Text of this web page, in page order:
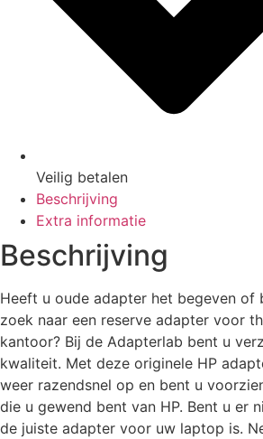
Veilig betalen
Beschrijving
Extra informatie
Beschrijving
Heeft u oude adapter het begeven of
zoek naar een reserve adapter voor
kantoor? Bij de Adapterlab bent u
kwaliteit. Met deze originele HP
weer razendsnel op en bent u
die u gewend bent van HP. Bent u er
de juiste adapter voor uw laptop is.